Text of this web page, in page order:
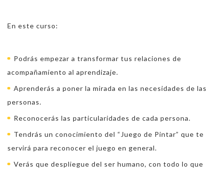
En este curso:
Podrás empezar a transformar tus relaciones de
acompañamiento al aprendizaje.
Aprenderás a poner la mirada en las necesidades de las
personas.
Reconocerás las particularidades de cada persona.
Tendrás un conocimiento del “ Juego de Pintar” que te
servirá para reconocer el juego en general.
Verás que despliegue del ser humano, con todo lo que